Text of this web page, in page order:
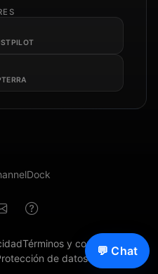
💬 Chat
nueva.
nueva.
Términos y condiciones
de datos